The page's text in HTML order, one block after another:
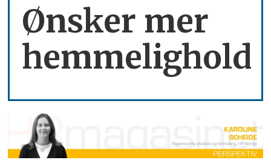
Ønsker mer
hemmelighold